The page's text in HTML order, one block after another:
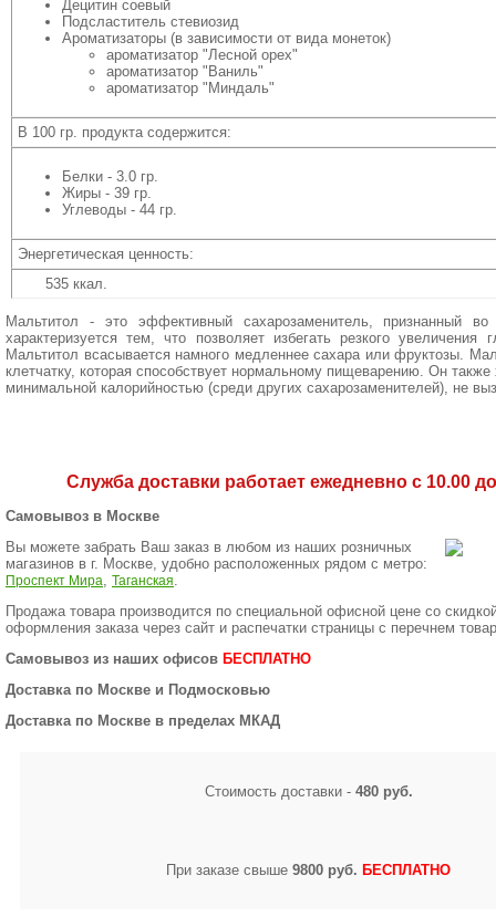
Децитин соевый
Подсластитель стевиозид
Ароматизаторы (в зависимости от вида монеток)
ароматизатор "Лесной орех"
ароматизатор "Ваниль"
ароматизатор "Миндаль"
В 100 гр. продукта содержится:
Белки - 3.0 гр.
Жиры - 39 гр.
Углеводы - 44 гр.
Энергетическая ценность:
535 ккал.
Мальтитол - это эффективный сахарозаменитель, признанный
характеризуется тем, что позволяет избегать резкого увеличения
Мальтитол всасывается намного медленнее сахара или фруктозы.
клетчатку, которая способствует нормальному пищеварению. Он также
минимальной калорийностью (среди других сахарозаменителей), не
Служба доставки работает ежедневно с 10.00
Самовывоз в Москве
Вы можете забрать Ваш заказ в любом из наших розничных
магазинов в г. Москве, удобно расположенных рядом с метро:
Проспект Мира Таганская
Продажа товара производится по специальной офисной цене со
оформления заказа через сайт и распечатки страницы с перечнем
Самовывоз из наших офисов БЕСПЛАТНО
Доставка по Москве и Подмосковью
Доставка по Москве в пределах МКАД
Стоимость доставки - 480 руб.
При заказе свыше 9800 руб. БЕСПЛАТНО